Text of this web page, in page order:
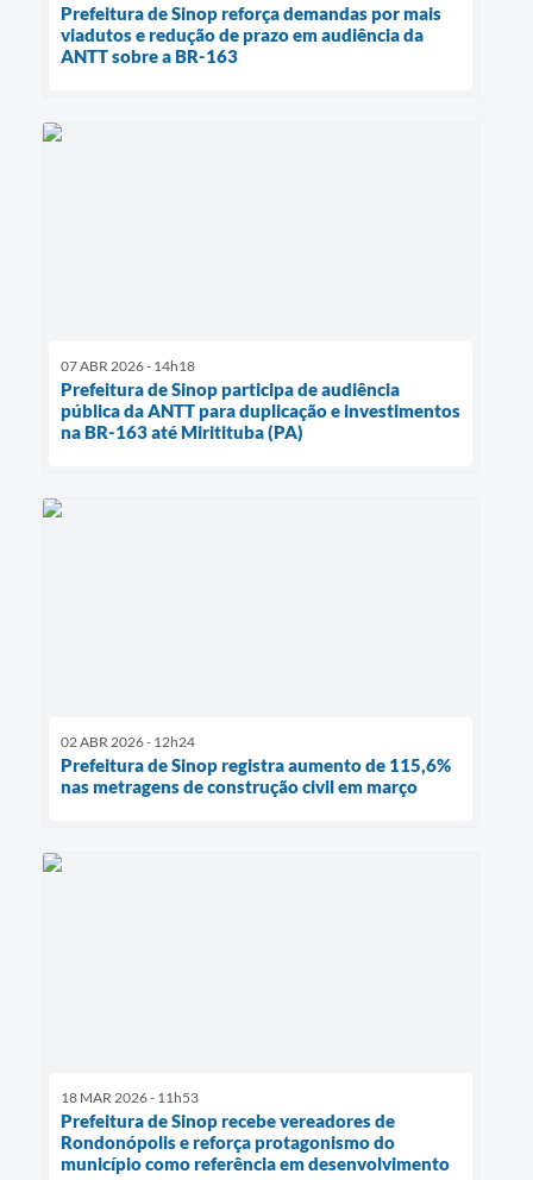
Prefeitura de Sinop reforça demandas por mais
viadutos e redução de prazo em audiência da
ANTT sobre a BR-163
07 ABR 2026 - 14h18
Prefeitura de Sinop participa de audiência
pública da ANTT para duplicação e investimentos
na BR-163 até Miritituba (PA)
02 ABR 2026 - 12h24
Prefeitura de Sinop registra aumento de 115,6%
nas metragens de construção civil em março
18 MAR 2026 - 11h53
Prefeitura de Sinop recebe vereadores de
Rondonópolis e reforça protagonismo do
município como referência em desenvolvimento